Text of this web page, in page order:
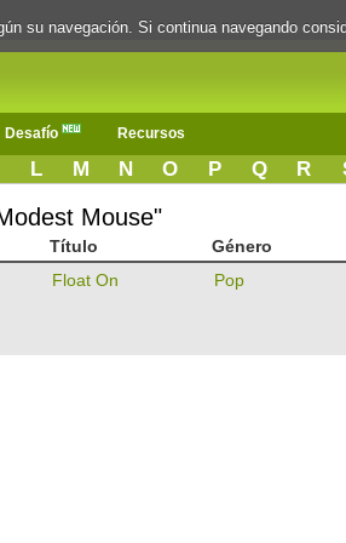
Desafío Recursos
L M N O P Q R
Mouse"
Título Género
Float On Pop
su navegación. Si continua navegando